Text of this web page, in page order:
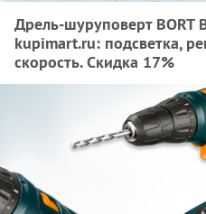
Дрель-шуруповерт BORT
kupimart.ru: подсветка,
скорость. Скидка 17%